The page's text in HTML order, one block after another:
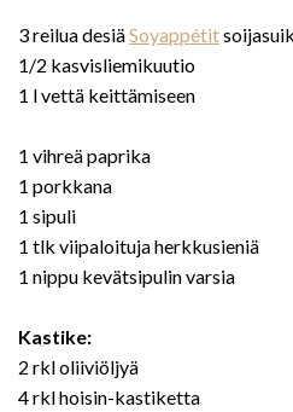
3 reilua desiäSoyappétit
1/2 kasvisliemikuutio
1 l vettä keittämiseen
1 vihreä paprika
1 porkkana
1 sipuli
1 tlk viipaloituja herkkusieniä
1 nippu kevätsipulin varsia
Kastike:
2 rkl oliiviöljyä
4 rkl hoisin-kastiketta